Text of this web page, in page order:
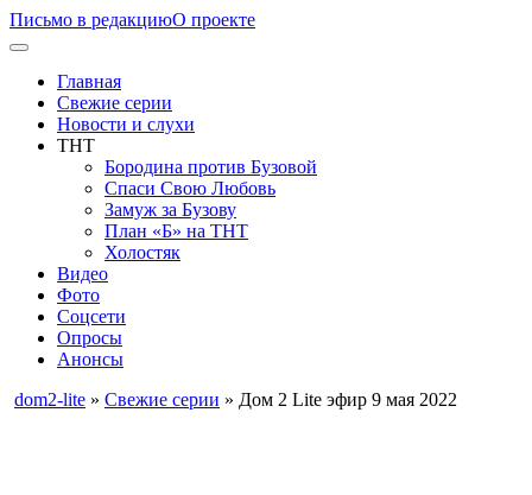
Письмо в редакциюО проекте
Главная
Свежие серии
Новости и слухи
ТНТ
Бородина против Бузовой
Спаси Свою Любовь
Замуж за Бузову
План «Б» на ТНТ
Холостяк
Видео
Фото
Соцсети
Опросы
Анонсы
dom2-lite » Свежие серии » Дом 2 Lite эфир 9 мая 2022